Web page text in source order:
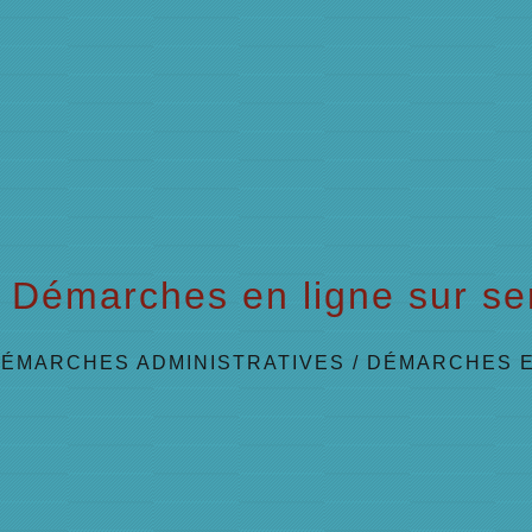
Démarches en ligne sur
ADMINISTRATIVES / DÉMARCHES